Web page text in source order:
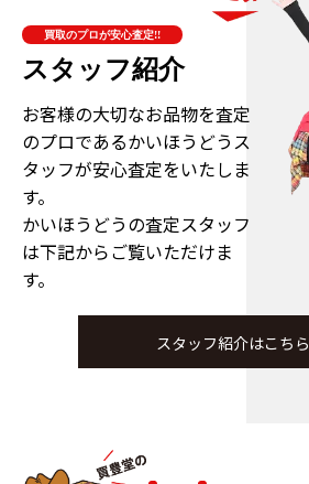
買取のプロが安心査定!!
スタッフ紹介
お客様の大切なお品物を査定
のプロであるかいほうどうス
タッフが安心査定をいたしま
す。
かいほうどうの査定スタッフ
は下記からご覧いただけま
す。
スタッフ紹介はこちら